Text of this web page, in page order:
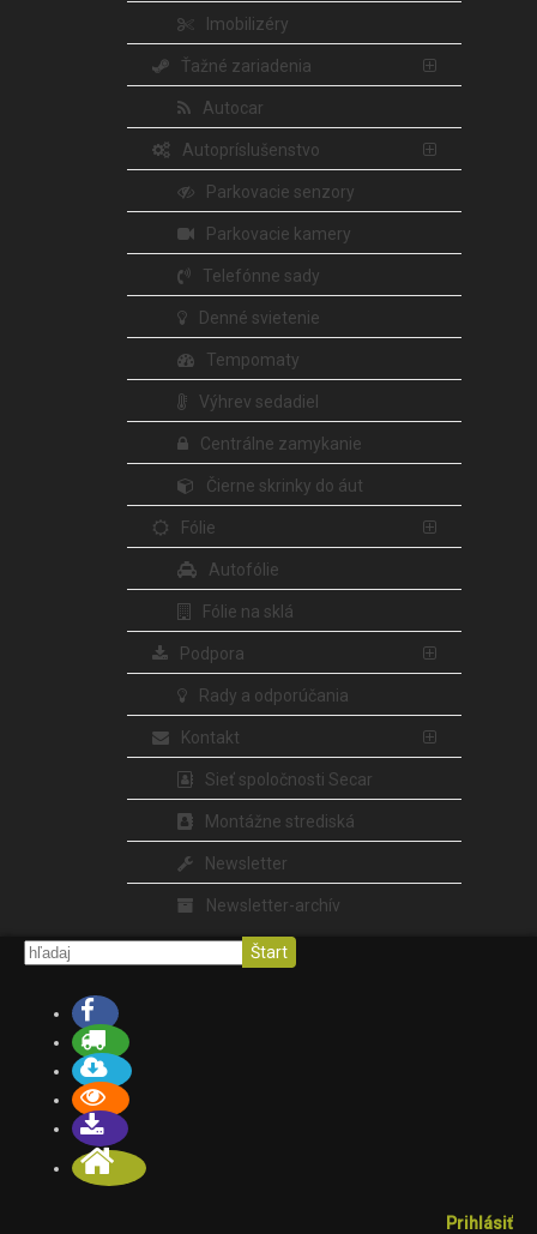
Imobilizéry
Ťažné zariadenia
Autocar
Autopríslušenstvo
Parkovacie senzory
Parkovacie kamery
Telefónne sady
Denné svietenie
Tempomaty
Výhrev sedadiel
Centrálne zamykanie
Čierne skrinky do áut
Fólie
Autofólie
Fólie na sklá
Podpora
Rady a odporúčania
Kontakt
Sieť spoločnosti Secar
Montážne strediská
Newsletter
Newsletter-archív
Štart
Prihlásiť